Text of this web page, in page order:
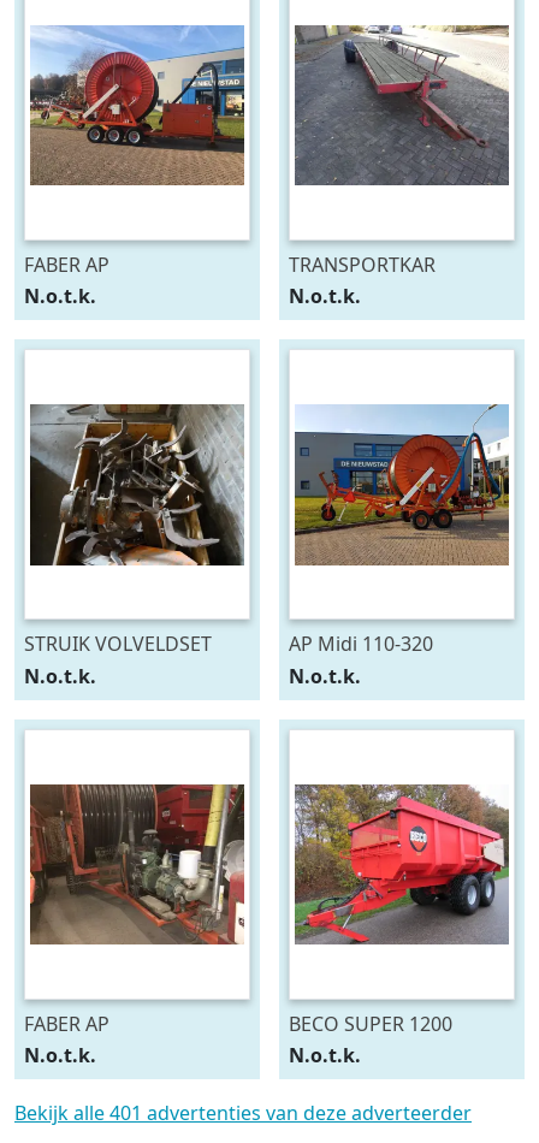
FABER AP
N.o.t.k.
TRANSPORTKAR
N.o.t.k.
STRUIK VOLVELDSET
N.o.t.k.
AP Midi 110-320
N.o.t.k.
FABER AP
N.o.t.k.
BECO SUPER 1200
N.o.t.k.
Bekijk alle 401 advertenties van deze adverteerder